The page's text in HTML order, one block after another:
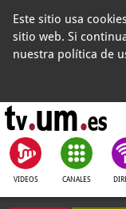
Este sitio usa
sitio web. Si
nuestra política de
VIDEOS CANALES